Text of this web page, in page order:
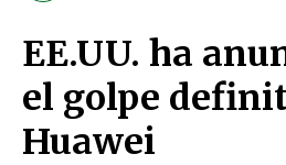
EE.UU. ha
el golpe
Huawei